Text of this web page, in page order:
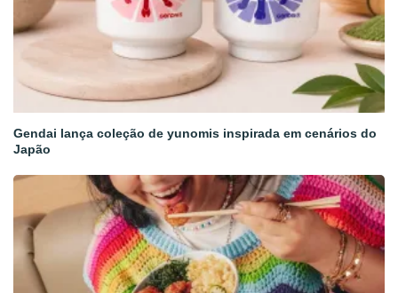
Gendai lança coleção de yunomis inspirada em cenários do
Japão